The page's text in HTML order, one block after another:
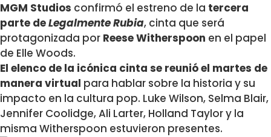
MGM Studios confirmó el estreno de la tercera
parte deLegalmente Rubia, cinta que será
protagonizada por Reese Witherspoon en el papel
de Elle Woods.
El elenco de la icónica cinta se reunió el martes de
manera virtual para hablar sobre la historia y su
impacto en la cultura pop. Luke Wilson, Selma Blair,
Jennifer Coolidge, Ali Larter, Holland Taylor y la
misma Witherspoon estuvieron presentes.